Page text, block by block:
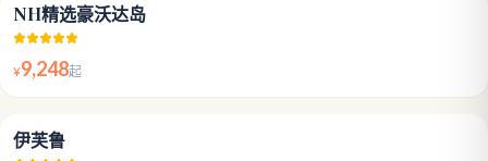
NH精选豪沃达岛
¥9,248起
伊芙鲁